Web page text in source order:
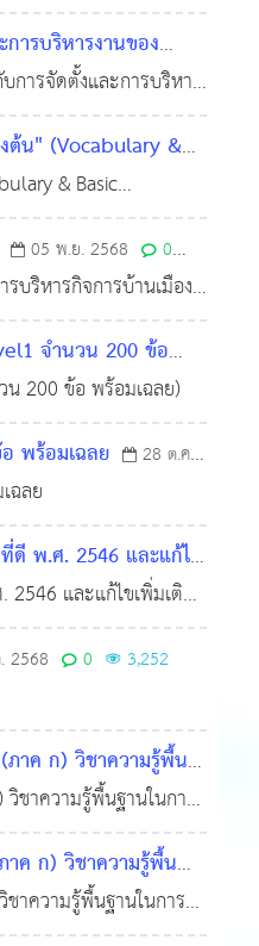
รบริหารงานของ
ารจัดตั้งและการบริหาร
หารส่วนจังหวัด พ
ต้น" (Vocabulary &
& Basic
05 พ.ย. 2568
0
บริหารกิจการบ้านเมืองที่
าชการ ส่ว
จำนวน 200 ข้อ
200 ข้อ พร้อมเฉลย)
พร้อมเฉลย
28 ต.ค.
ฉลย
ดี พ.ศ. 2546 และแก้ไข
และแก้ไขเพิ่มเติม
2568 0 3,252
าค ก) วิชาความรู้พื้น
าความรู้พื้นฐานในการ
รไทย พ.ศ. 2560แบบ
ค ก) วิชาความรู้พื้น
าความรู้พื้นฐานในการ